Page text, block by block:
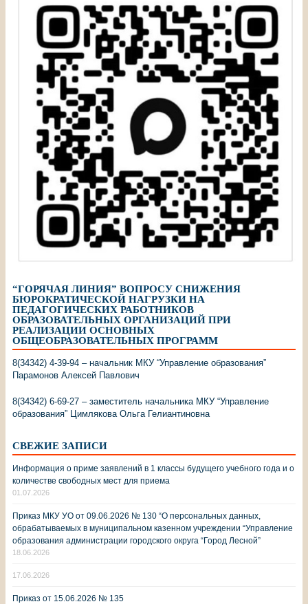
“ГОРЯЧАЯ ЛИНИЯ” ВОПРОСУ СНИЖЕНИЯ
БЮРОКРАТИЧЕСКОЙ НАГРУЗКИ НА
ПЕДАГОГИЧЕСКИХ РАБОТНИКОВ
ОБРАЗОВАТЕЛЬНЫХ ОРГАНИЗАЦИЙ ПРИ
РЕАЛИЗАЦИИ ОСНОВНЫХ
ОБЩЕОБРАЗОВАТЕЛЬНЫХ ПРОГРАММ
8(34342) 4-39-94 – начальник МКУ “Управление образования”
Парамонов Алексей Павлович
8(34342) 6-69-27 – заместитель начальника МКУ “Управление
образования” Цимлякова Ольга Гелиантиновна
СВЕЖИЕ ЗАПИСИ
Информация о приме заявлений в 1 классы будущего учебного года и о
количестве свободных мест для приема
01.07.2026
Приказ МКУ УО от 09.06.2026 № 130 “О персональных данных,
обрабатываемых в муниципальном казенном учреждении “Управление
образования администрации городского округа “Город Лесной”
18.06.2026
17.06.2026
Приказ от 15.06.2026 № 135